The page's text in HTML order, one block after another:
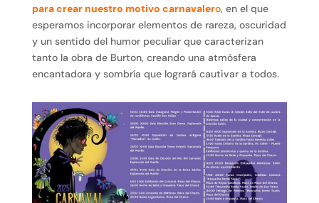
para crear nuestro motivo carnavalero, en el que
esperamos incorporar elementos de rareza, oscuridad
y un sentido del humor peculiar que caracterizan
tanto la obra de Burton, creando una atmósfera
encantadora y sombría que logrará cautivar a todos.